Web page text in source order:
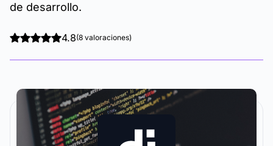
de desarrollo.
4.8(8 valoraciones)